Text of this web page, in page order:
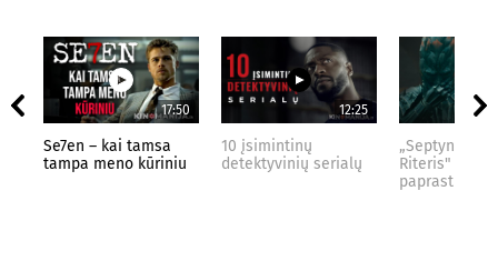
17:50
Se7en – kai tamsa
tampa meno kūriniu
12:25
10 įsimintinų
detektyvinių serialų
„Septynių
Riteris" – kai
paprastumas